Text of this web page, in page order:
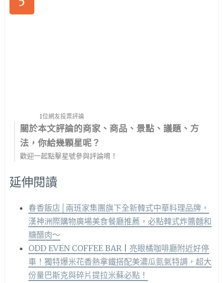
1位網友投票評論
關於本文評論的商家、商品、景點、議題、方
法，你給幾顆星呢？
歡迎一起點擊星號參與評論唷！
延伸閱讀
春香飯店│兩班家集團旗下全新韓式中華料理品牌，
漢神洲際購物廣場美食餐廳推薦，必點韓式炸醬麵和
糖醋肉～
ODD EVEN COFFEE BAR | 亮眼橘咖啡廳附近好停
車！獨特爆米花香熱拿鐵搭配美濃瓜氮氣特調，超大
份量巴斯克與碎片提拉米蘇必點！